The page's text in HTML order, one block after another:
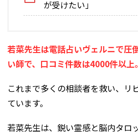
が受けたい」
若菜先生は電話占いヴェルニで圧
い師で、口コミ件数は4000件以上。
これまで多くの相談者を救い、リ
ています。
若菜先生は、鋭い霊感と脳内タロ